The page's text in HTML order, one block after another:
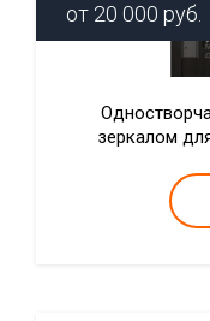
от 20 000 руб.
зеркалом